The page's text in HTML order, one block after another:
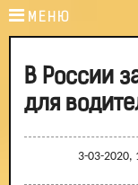
МЕНЮ
В России
для
3-03-2020,